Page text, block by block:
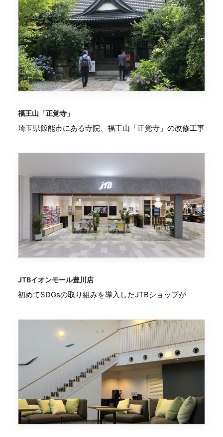
福王山「正覚寺」
埼玉県飯能市にある寺院、福王山「正覚寺」の改修工事
JTBイオンモール豊川店
初めてSDGsの取り組みを導入したJTBショップが